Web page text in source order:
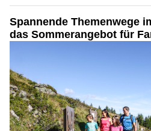
Spannende Themenwege
das Sommerangebot für